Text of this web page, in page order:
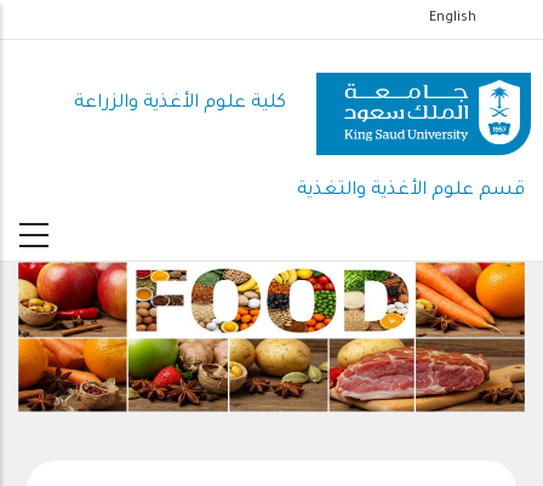
إلى
المحتوى
الرئيسي
English
كلية علوم الأغذية والزراعة
قسم علوم الأغذية والتغذية